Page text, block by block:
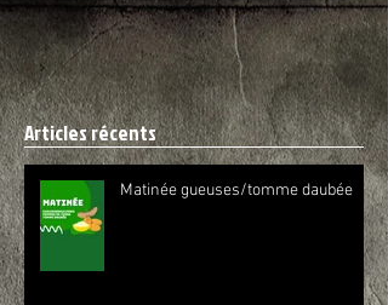
Articles récents
Matinée gueuses/tomme daubée